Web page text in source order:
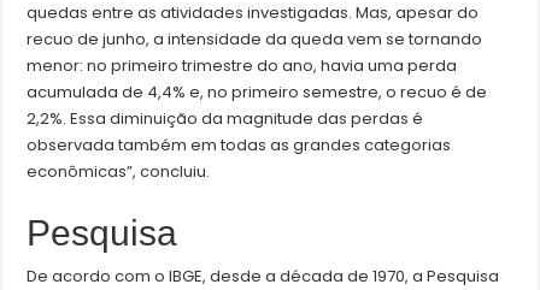
quedas entre as atividades investigadas. Mas, apesar do
recuo de junho, a intensidade da queda vem se tornando
menor: no primeiro trimestre do ano, havia uma perda
acumulada de 4,4% e, no primeiro semestre, o recuo é de
2,2%. Essa diminuição da magnitude das perdas é
observada também em todas as grandes categorias
econômicas”, concluiu.
Pesquisa
De acordo com o IBGE, desde a década de 1970, a Pesquisa